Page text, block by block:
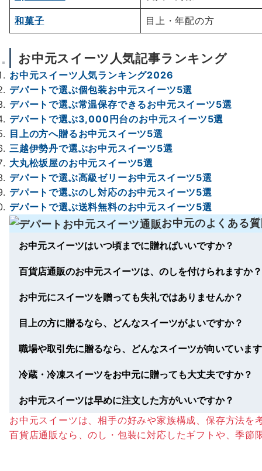
和菓子 目上・年配の方
お中元スイーツ人気記事ランキング
お中元スイーツ人気ランキング2026
デパートで選ぶ個包装お中元スイーツ5選
デパートで選ぶ常温保存できるお中元スイーツ5選
デパートで選ぶ3,000円台のお中元スイーツ5選
目上の方へ贈るお中元スイーツ5選
三越伊勢丹で選ぶお中元スイーツ5選
大丸松坂屋のお中元スイーツ5選
デパートで選ぶ高級ゼリーお中元スイーツ5選
デパートで選ぶのし対応のお中元スイーツ5選
デパートで選ぶ送料無料のお中元スイーツ5選
お中元のよくある
お中元スイーツはいつ頃までに贈ればいいですか？
百貨店通販のお中元スイーツは、のしを付けられますか？
お中元にスイーツを贈っても失礼ではありませんか？
目上の方に贈るなら、どんなスイーツがよいですか？
職場や取引先に贈るなら、どんなスイーツが向いていま
冷蔵・冷凍スイーツをお中元に贈っても大丈夫ですか？
お中元スイーツは早めに注文した方がいいですか？
お中元スイーツは、相手の好みや家族構成、保存方法を
百貨店通販なら、のし・包装に対応したギフトや、季